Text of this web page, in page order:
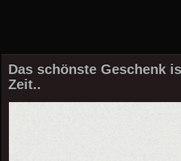
Das schönste Geschenk
Zeit..